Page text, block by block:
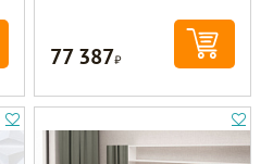
77 387Р